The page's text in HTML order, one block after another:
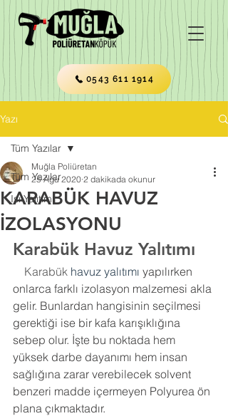
0543 611 1914
Yazı
Tüm Yazılar
Isı Yalıtımı
Tüm Yazılar
KARABÜK HAVUZ
İZOLASYONU
Muğla Poliüretan
25 Ağu 2020 2 dakikada okunur
Karabük Havuz Yalıtımı
    Karabük
havuz yalıtımı yapılırken
onlarca farklı izolasyon malzemesi akla
gelir. Bunlardan hangisinin seçilmesi
gerektiği ise bir kafa karışıklığına
sebep olur. İşte bu noktada hem
yüksek darbe dayanımı hem insan
sağlığına zarar verebilecek solvent
benzeri madde içermeyen Polyurea ön
plana çıkmaktadır.